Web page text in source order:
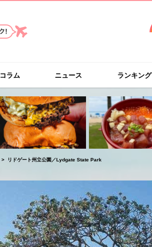
コラム ニュース ランキング
リドゲート州立公園／Lydgate State Park